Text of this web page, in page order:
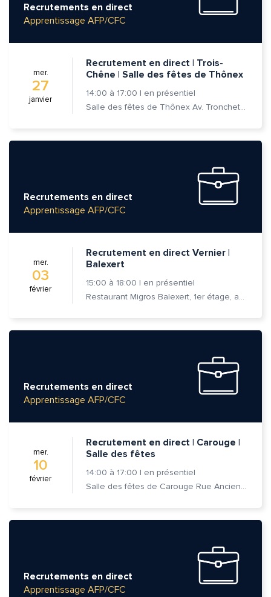
Recrutements en direct
Apprentissage AFP/CFC
mer.
27
janvier
Recrutement en direct | Trois-
Chêne | Salle des fêtes de Thônex
14:00 à 17:00 | en présentiel
Salle des fêtes de Thônex Av. Tronchet 18 - 1226 Thônex
Recrutements en direct
Apprentissage AFP/CFC
mer.
03
février
Recrutement en direct Vernier |
Balexert
15:00 à 18:00 | en présentiel
Restaurant Migros Balexert, 1er étage, av. Louis-Casaï 27, 1209 Vernier
Recrutements en direct
Apprentissage AFP/CFC
mer.
10
février
Recrutement en direct | Carouge |
Salle des fêtes
14:00 à 17:00 | en présentiel
Salle des fêtes de Carouge Rue Ancienne 37, 1227 Carouge
Recrutements en direct
Apprentissage AFP/CFC
Prénom et nom*
Adresse e-mail*
Envoyer
Envoyer